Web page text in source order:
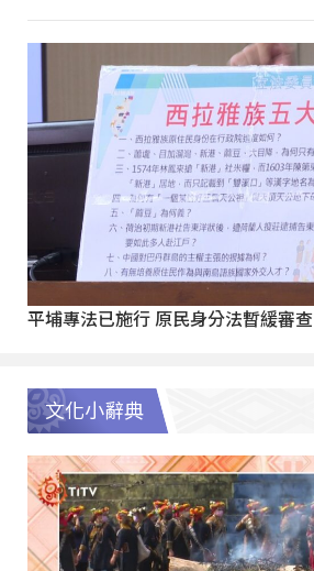
平埔專法已施行 原民身分法暫緩審查
文化小辭典